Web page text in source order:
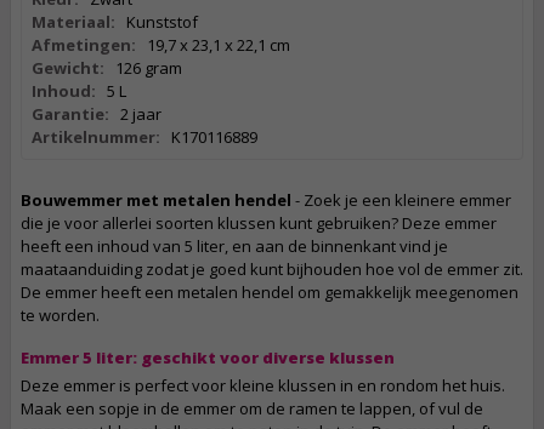
Materiaal:
Kunststof
Afmetingen:
19,7 x 23,1 x 22,1 cm
Gewicht:
126 gram
Inhoud: 5 L
Garantie: 2 jaar
Artikelnummer:
K170116889
Bouwemmer met metalen hendel - Zoek je een kleinere emmer
die je voor allerlei soorten klussen kunt gebruiken? Deze emmer
heeft een inhoud van 5 liter, en aan de binnenkant vind je
maataanduiding zodat je goed kunt bijhouden hoe vol de emmer zit.
De emmer heeft een metalen hendel om gemakkelijk meegenomen
te worden.
Emmer 5 liter: geschikt voor diverse klussen
Deze emmer is perfect voor kleine klussen in en rondom het huis.
Maak een sopje in de emmer om de ramen te lappen, of vul de